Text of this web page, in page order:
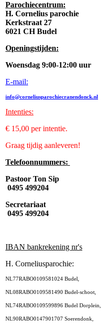
Parochiecentrum:
H. Cornelius parochie
Kerkstraat 27
6021 CH Budel
Openingstijden:
Woensdag 9:00-12:00 uur
E-mail:
info@corneliusparochiecranendonck.nl
Intenties:
€ 15,00 per intentie.
Graag tijdig aanleveren!
Telefoonnummers:
Pastoor Ton Sip
0495 499204
Secretariaat
0495 499204
IBAN bankrekening nr's
H. Corneliusparochie:
NL77RABO0109581024 Budel,
NL08RABO0109581490 Budel-schoot,
NL74RABO0109599896 Budel Dorplein,
NL90RABO0147901707 Soerendonk,